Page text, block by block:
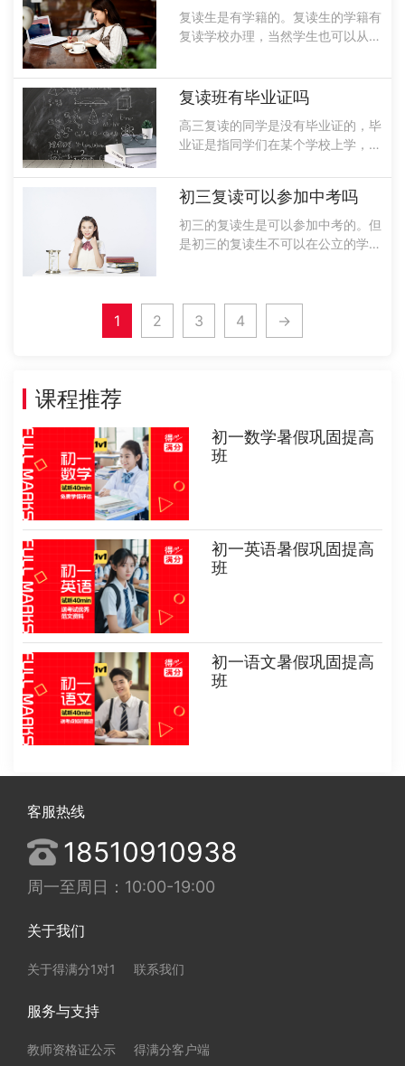
是学好英......
复读生是有学籍的。复读生的学籍有
复读学校办理，当然学生也可以从原
重要的东西，而且学籍档案不能一直
找到一个......
复读班有毕业证吗
高三复读的同学是没有毕业证的，毕
业证是指同学们在某个学校上学，并
发毕业证。而复读的同学只是在复习
一年高中学习过的知识，与应届生是
不一样的，所以复读班是不给颁发毕
业证书的......
初三复读可以参加中考吗
初三的复读生是可以参加中考的。但
是初三的复读生不可以在公立的学校
中考复读生也是有一定要求的，符合
要求才能够参加复读，比如，18岁
以下的初......
1 2 3 4 →
课程推荐
初一数学暑假巩固提高
班
初一英语暑假巩固提高
班
初一语文暑假巩固提高
班
客服热线
18510910938
周一至周日：10:00-19:00
关于我们
关于得满分1对1 联系我们
服务与支持
教师资格证公示 得满分客户端